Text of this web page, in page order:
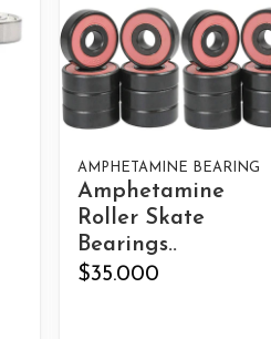
AMPHETAMINE BEARING
Amphetamine
Roller Skate
Bearings..
$35.000